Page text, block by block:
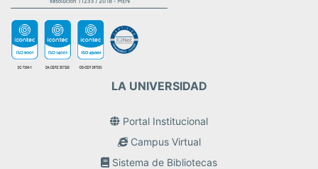
LA UNIVERSIDAD
Portal Institucional
Campus Virtual
Sistema de Bibliotecas